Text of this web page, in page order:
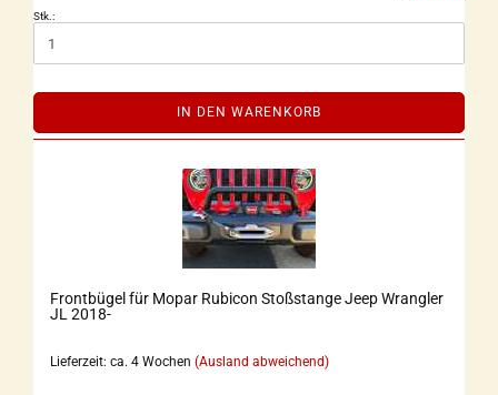
Stk.:
IN DEN WARENKORB
Frontbügel für Mopar Rubicon Stoßstange Jeep Wrangler
JL 2018-
Lieferzeit: ca. 4 Wochen (Ausland abweichend)